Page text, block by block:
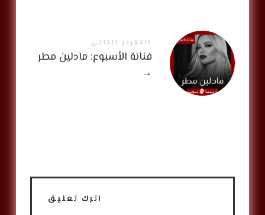
التقرير التالي
فنانة الأسبوع: مادلين مطر
→
اترك تعليق